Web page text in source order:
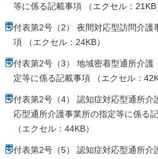
等に係る記載事項 （エクセル：21KB
付表第2号（2） 夜間対応型訪問介護
項 （エクセル：24KB）
付表第2号（3） 地域密着型通所介護
定等に係る記載事項 （エクセル：
付表第2号（4） 認知症対応型通所介
応型通所介護事業所の指定等に係る
（エクセル：44KB）
付表第2号（5） 認知症対応型通所介